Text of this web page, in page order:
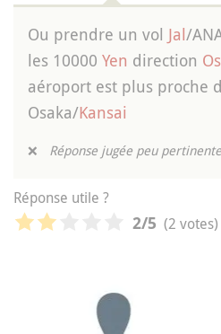
Ou prendre un vol Jal/
les 10000 Yen direction
aéroport est plus proche
Osaka/Kansai
❌ Réponse jugée peu pertinente
Réponse utile ?
2/5 (2 votes)